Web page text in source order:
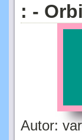
: -
Autor: